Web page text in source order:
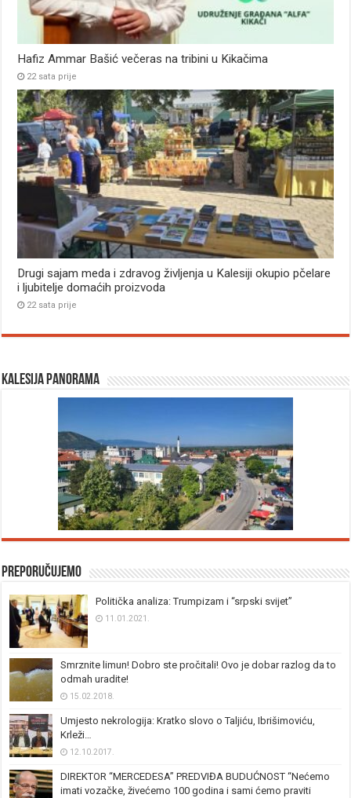
Hafiz Ammar Bašić večeras na tribini u Kikačima
22 sata prije
Drugi sajam meda i zdravog življenja u Kalesiji okupio pčelare
i ljubitelje domaćih proizvoda
22 sata prije
Kalesija panorama
Preporučujemo
Politička analiza: Trumpizam i “srpski svijet”
11.01.2021.
Smrznite limun! Dobro ste pročitali! Ovo je dobar razlog da to
odmah uradite!
15.02.2018.
Umjesto nekrologija: Kratko slovo o Taljiću, Ibrišimoviću,
Krleži…
12.10.2017.
DIREKTOR “MERCEDESA” PREDVIĐA BUDUĆNOST “Nećemo
imati vozačke, živećemo 100 godina i sami ćemo praviti